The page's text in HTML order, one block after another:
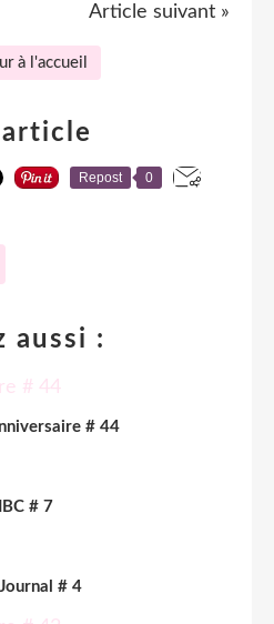
Article suivant »
à l'accueil
Repost 0
aussi :
# 44
IBC # 7
# 4